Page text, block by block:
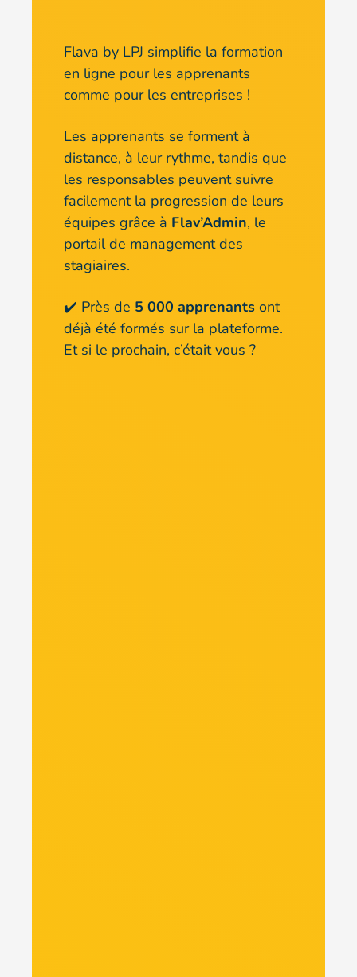
Flava by LPJ simplifie la formation
en ligne pour les apprenants
comme pour les entreprises !
Les apprenants se forment à
distance, à leur rythme, tandis que
les responsables peuvent suivre
facilement la progression de leurs
équipes grâce à Flav’Admin, le
portail de management des
stagiaires.
✔️ Près de 5 000 apprenants ont
déjà été formés sur la plateforme.
Et si le prochain, c’était vous ?